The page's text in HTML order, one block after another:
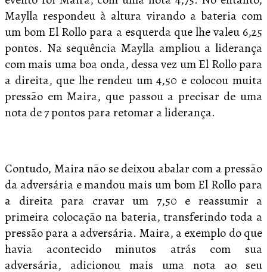
Maylla respondeu à altura virando a bateria com
um bom El Rollo para a esquerda que lhe valeu 6,25
pontos. Na sequência Maylla ampliou a liderança
com mais uma boa onda, dessa vez um El Rollo para
a direita, que lhe rendeu um 4,50 e colocou muita
pressão em Maira, que passou a precisar de uma
nota de 7 pontos para retomar a liderança.
Contudo, Maira não se deixou abalar com a pressão
da adversária e mandou mais um bom El Rollo para
a direita para cravar um 7,50 e reassumir a
primeira colocação na bateria, transferindo toda a
pressão para a adversária. Maira, a exemplo do que
havia acontecido minutos atrás com sua
adversária, adicionou mais uma nota ao seu